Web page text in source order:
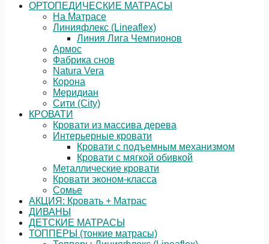
ОРТОПЕДИЧЕСКИЕ МАТРАСЫ
На Матрасе
Линияфлекс (Lineaflex)
Линия Лига Чемпионов
Армос
Фабрика снов
Natura Vera
Корона
Меридиан
Сити (City)
КРОВАТИ
Кровати из массива дерева
Интерьерные кровати
Кровати с подъемным механизмом
Кровати с мягкой обивкой
Металлические кровати
Кровати эконом-класса
Сомье
АКЦИЯ: Кровать + Матрас
ДИВАНЫ
ДЕТСКИЕ МАТРАСЫ
ТОППЕРЫ (тонкие матрасы)